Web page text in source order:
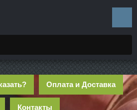
Оплата и Доставка
Контакты